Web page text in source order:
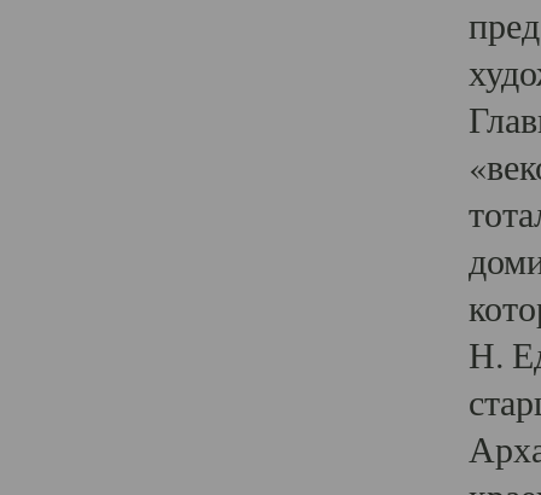
Н.